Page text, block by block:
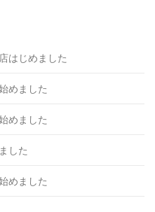
はじめました
めました
めました
した
めました